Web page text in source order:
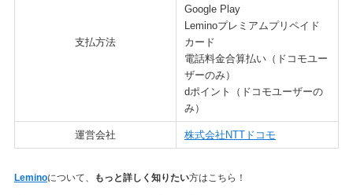
支払方法
Google Play
Leminoプレミアムプリペイド
カード
電話料金合算払い（ドコモユー
ザーのみ）
dポイント（ドコモユーザーの
み）
運営会社 株式会社NTTドコモ
Leminoについて、 もっと詳しく知りたい方はこちら！